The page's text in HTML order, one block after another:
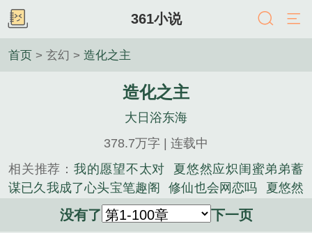
361小说
首页 > 玄幻 > 造化之主
造化之主
大日浴东海
378.7万字 | 连载中
相关推荐： 我的愿望不太对
夏悠然应炽闺蜜弟弟蓄
谋已久我成了心头宝笔趣阁
修仙也会网恋吗
夏悠然
主角夏悠然应炽小说全文 方哲白洁后续
(番外)+(全文)方哲白洁权色无双 星域婚配：我域
没有了 下一页